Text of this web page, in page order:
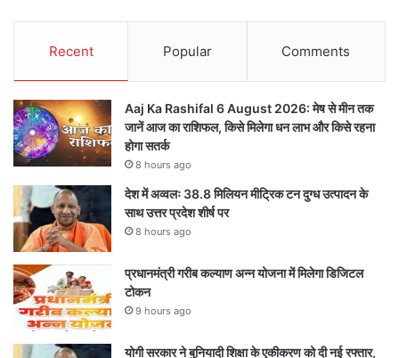
Recent Popular Comments
Aaj Ka Rashifal 6 August 2026: मेष से मीन तक
जानें आज का राशिफल, किसे मिलेगा धन लाभ और किसे रहना
होगा सतर्क
8 hours ago
देश में अव्वलः 38.8 मिलियन मीट्रिक टन दुग्ध उत्पादन के
साथ उत्तर प्रदेश शीर्ष पर
8 hours ago
प्रधानमंत्री गरीब कल्याण अन्न योजना में मिलेगा डिजिटल
टोकन
9 hours ago
योगी सरकार ने बुनियादी शिक्षा के एकीकरण को दी नई रफ्तार,